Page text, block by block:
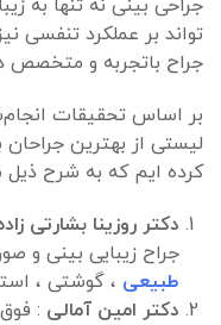
جراحی بینی نه تنها به
تواند بر عملکرد تنفسی
جراح باتجربه و متخصص
بر اساس تحقیقات
لیستی از بهترین جراحان
کرده ایم که به شرح
دکتر روزینا بشارتی
جراح زیبایی بینی و
طبیعی ، گوشتی ،
دکتر امین آمالی :